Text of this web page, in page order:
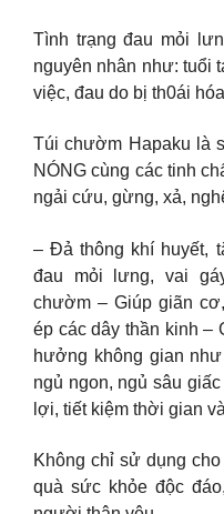
Tình trạng đau mỏi
nguyên nhân như: tuổi
việc, đau do bị th0ái
Túi chườm Hapaku là
NÓNG cùng các tinh
ngải cứu, gừng, xả,
– Đả thông khí huyết,
đau mỏi lưng, vai
chườm – Giúp giãn
ép các dây thần kinh –
hưởng không gian
ngủ ngon, ngủ sâu
lợi, tiết kiệm thời gian
Không chỉ sử dụng
quà sức khỏe độc